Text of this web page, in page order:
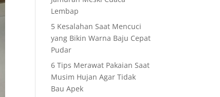
Lembap
5 Kesalahan Saat Mencuci
yang Bikin Warna Baju Cepat
Pudar
6 Tips Merawat Pakaian Saat
Musim Hujan Agar Tidak
Bau Apek